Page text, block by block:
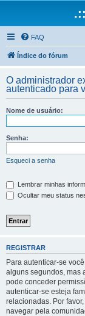
FAQ
Índice do fórum
O administrador
autenticado para
Nome de usuário:
Senha:
Esqueci a senha
Lembrar minhas
Ocultar meu status
REGISTRAR
Para autenticar-se
alguns segundos, mas
pode conceder
autenticar-se esteja
relacionadas. Por
navegar pela